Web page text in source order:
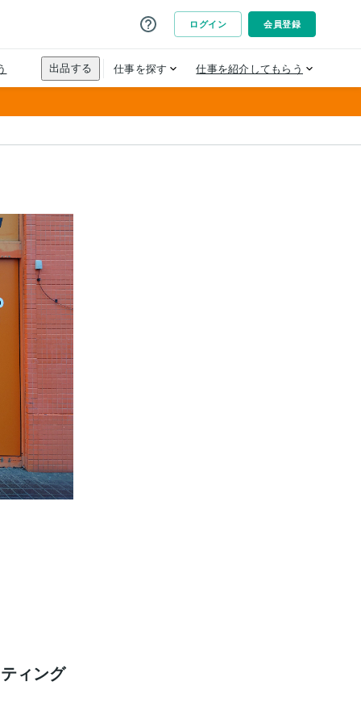
ィング